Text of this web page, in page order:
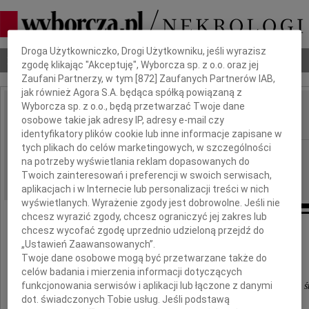
Nekrologi Odeszli Poradnik pogrzebowy
IMIĘ I NAZWISKO: Piotr Dalke
REGION: Poznań
DATA EMISJI: 05.01.2011
Rodzinie i Najbliższym
Wyrazy głębokiego i szczerego współczucia z powodu
Dbamy o Twoją prywatność
Droga Użytkowniczko, Drogi Użytkowniku, jeśli wyrazisz
zgodę klikając "Akceptuję", Wyborcza sp. z o.o. oraz jej
Zaufani Partnerzy, w tym [872 ] Zaufanych Partnerów IAB,
jak również Agora S.A. będąca spółką powiązaną z
Wyborcza sp. z o.o., będą przetwarzać Twoje dane
osobowe takie jak adresy IP, adresy e-mail czy
identyfikatory plików cookie lub inne informacje zapisane w
tych plikach do celów marketingowych, w szczególności
na potrzeby wyświetlania reklam dopasowanych do
Twoich zainteresowań i preferencji w swoich serwisach,
aplikacjach i w Internecie lub personalizacji treści w nich
wyświetlanych. Wyrażenie zgody jest dobrowolne. Jeśli nie
chcesz wyrazić zgody, chcesz ograniczyć jej zakres lub
chcesz wycofać zgodę uprzednio udzieloną przejdź do
„Ustawień Zaawansowanych”.
Twoje dane osobowe mogą być przetwarzane także do
celów badania i mierzenia informacji dotyczących
funkcjonowania serwisów i aplikacji lub łączone z danymi
dot. świadczonych Tobie usług. Jeśli podstawą